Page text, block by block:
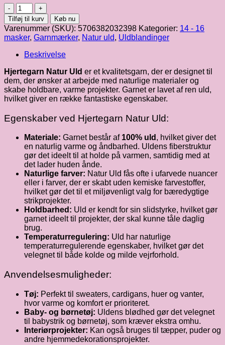
Hjertegarn
|
Natur
uld
fv.
920
antal
Tilføj til kurv Køb nu
Varenummer (SKU): 5706382032398 Kategorier: 14 - 16
masker, Garnmærker, Natur uld, Uldblandinger
Beskrivelse
Hjertegarn Natur Uld er et kvalitetsgarn, der er designet til
dem, der ønsker at arbejde med naturlige materialer og
skabe holdbare, varme projekter. Garnet er lavet af ren uld,
hvilket giver en række fantastiske egenskaber.
Egenskaber ved Hjertegarn Natur Uld:
Materiale: Garnet består af 100% uld , hvilket giver det
en naturlig varme og åndbarhed. Uldens fiberstruktur
gør det ideelt til at holde på varmen, samtidig med at
det lader huden ånde.
Naturlige farver: Natur Uld fås ofte i ufarvede nuancer
eller i farver, der er skabt uden kemiske farvestoffer,
hvilket gør det til et miljøvenligt valg for bæredygtige
strikprojekter.
Holdbarhed: Uld er kendt for sin slidstyrke, hvilket gør
garnet ideelt til projekter, der skal kunne tåle daglig
brug.
Temperaturregulering: Uld har naturlige
temperaturregulerende egenskaber, hvilket gør det
velegnet til både kolde og milde vejrforhold.
Anvendelsesmuligheder:
Tøj: Perfekt til sweaters, cardigans, huer og vanter,
hvor varme og komfort er prioriteret.
Baby- og børnetøj: Uldens blødhed gør det velegnet
til babystrik og børnetøj, som kræver ekstra omhu.
Interiørprojekter: Kan også bruges til tæpper, puder og
andre hjemmedekorationsprojekter.